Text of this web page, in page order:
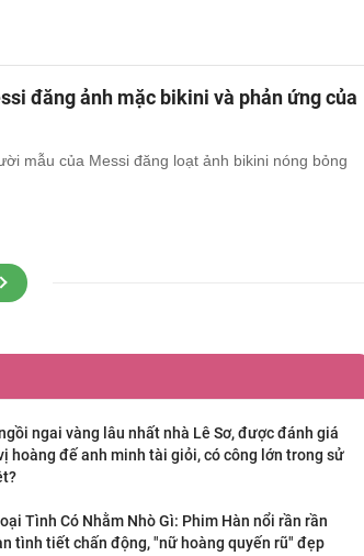
đăng ảnh mặc bikini và phản ứng của
mẫu của Messi đăng loạt ảnh bikini nóng bỏng
ngai vàng lâu nhất nhà Lê Sơ, được đánh giá
hoàng đế anh minh tài giỏi, có công lớn trong sử
Tình Có Nhằm Nhò Gì: Phim Hàn nổi rần rần
tình tiết chấn động, "nữ hoàng quyến rũ" đẹp